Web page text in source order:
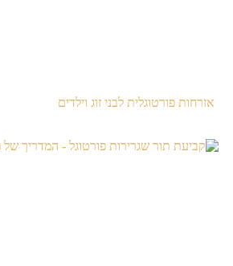
אזרחות פורטוגלית לבני זוג וילדים